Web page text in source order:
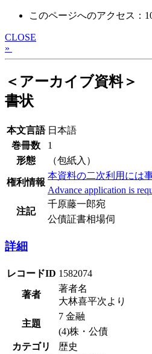
このページへのアクセス：
CLOSE
»
＜アーカイブ資料＞
書状
本文言語 日本語
巻冊数
1
形態
（包紙入）
権利情報
本資料の二次利用には
Advance application is
注記
千原藤一郎宛
公債証書相場伺
詳細
レコードID 1582074
著者
著者名
大林喜平次より
主題
7 金融
(4)株・公債
カテゴリ
歴史